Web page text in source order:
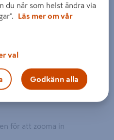
för att zooma in
du när som helst ändra via
Läs mer om vår
val
Godkänn alla